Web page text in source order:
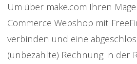
Um über make.com Ihren
Commerce Webshop mit
verbinden und eine
(unbezahlte) Rechnung in der